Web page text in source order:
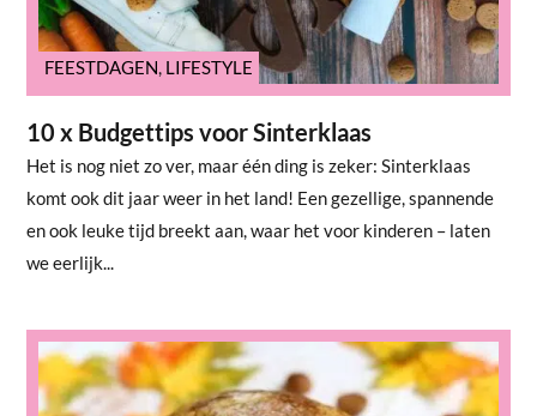
FEESTDAGEN, LIFESTYLE
10 x Budgettips voor Sinterklaas
Het is nog niet zo ver, maar één ding is zeker: Sinterklaas
komt ook dit jaar weer in het land! Een gezellige, spannende
en ook leuke tijd breekt aan, waar het voor kinderen – laten
we eerlijk...